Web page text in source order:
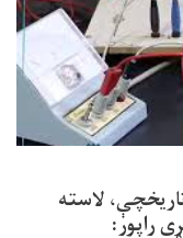
لاسته
راپور: